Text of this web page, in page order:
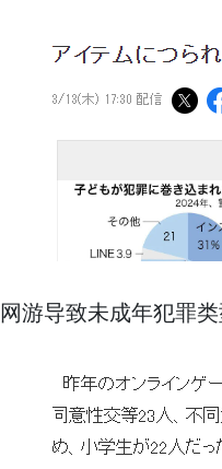
游导致未成年犯罪